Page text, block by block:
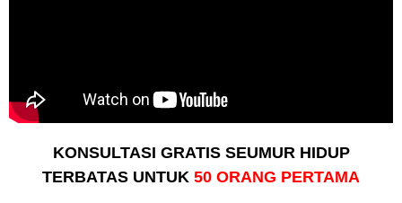
KONSULTASI GRATISSEUMUR HIDUP
TERBATAS UNTUK 50 ORANG PERTAMA